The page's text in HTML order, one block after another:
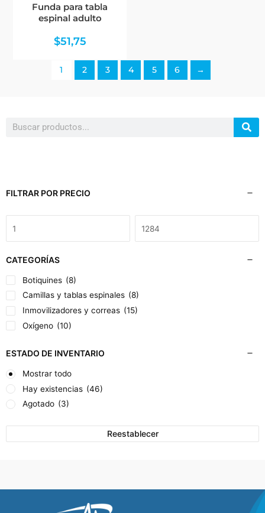
Search
FILTRAR POR PRECIO
CATEGORÍAS
Botiquines (8)
Camillas y tablas espinales (8)
Inmovilizadores y correas (15)
Oxígeno (10)
ESTADO DE INVENTARIO
Mostrar todo
Hay existencias (46)
Agotado (3)
Reestablecer
Funda para tabla
espinal adulto
$51,75
1 2 3 4 5 6 →